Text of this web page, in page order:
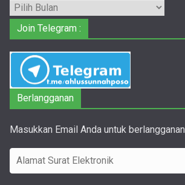
Arsip
Join Telegram :
Berlangganan
Masukkan Email Anda untuk berlangganan
l